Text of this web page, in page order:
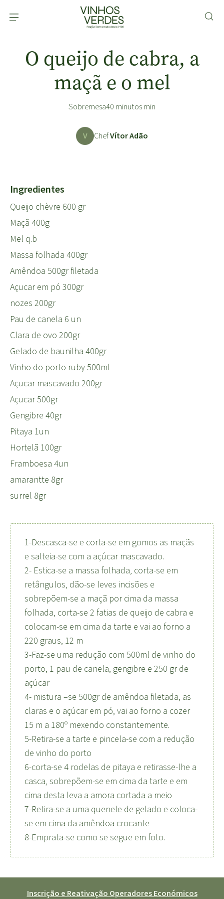
O queijo de cabra, a
maçã e o mel
Sobremesa40 minutos min
V ChefVítor Adão
Ingredientes
Queijo chèvre 600 gr
Maçã 400g
Mel q.b
Massa folhada 400gr
Amêndoa 500gr filetada
Açucar em pó 300gr
nozes 200gr
Pau de canela 6 un
Clara de ovo 200gr
Gelado de baunilha 400gr
Vinho do porto ruby 500ml
Açucar mascavado 200gr
Açucar 500gr
Gengibre 40gr
Pitaya 1un
Hortelã 100gr
Framboesa 4un
amarantte 8gr
surrel 8gr
1-Descasca-se e corta-se em gomos as maçãs
e salteia-se com a açúcar mascavado.
2- Estica-se a massa folhada, corta-se em
retângulos, dão-se leves incisões e
sobrepõem-se a maçã por cima da massa
folhada, corta-se 2 fatias de queijo de cabra e
colocam-se em cima da tarte e vai ao forno a
220 graus, 12 m
3-Faz-se uma redução com 500ml de vinho do
porto, 1 pau de canela, gengibre e 250 gr de
açúcar
4- mistura –se 500gr de amêndoa filetada, as
claras e o açúcar em pó, vai ao forno a cozer
15 m a 180º mexendo constantemente.
5-Retira-se a tarte e pincela-se com a redução
de vinho do porto
6-corta-se 4 rodelas de pitaya e retirasse-lhe a
casca, sobrepõem-se em cima da tarte e em
cima desta leva a amora cortada a meio
7-Retira-se a uma quenele de gelado e coloca-
se em cima da amêndoa crocante
8-Emprata-se como se segue em foto.
Inscrição e Reativação Operadores Económicos